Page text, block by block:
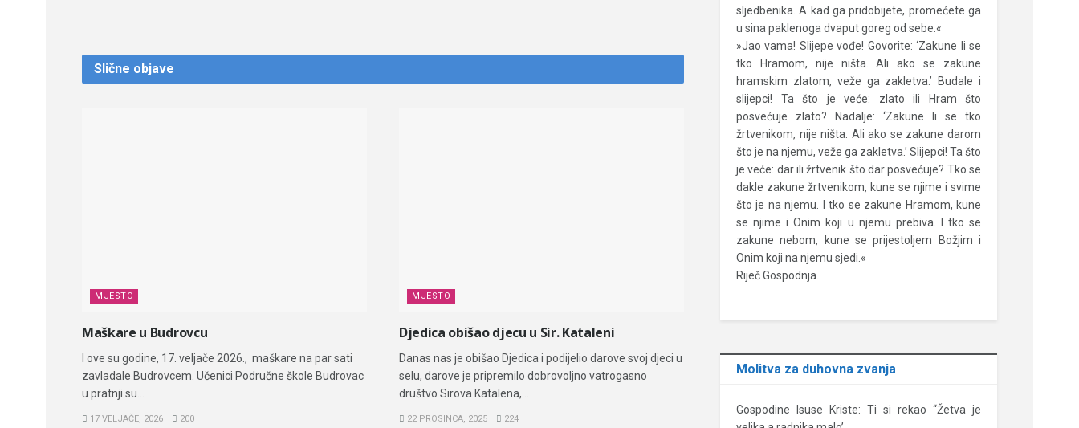
Slične objave
MJESTO
Maškare u Budrovcu
I ove su godine, 17. veljače 2026., maškare na par sati
zavladale Budrovcem. Učenici Područne škole Budrovac
u pratnji su...
17 VELJAČE, 2026 200
MJESTO
Djedica obišao djecu u Sir. Kataleni
Danas nas je obišao Djedica i podijelio darove svoj djeci u
selu, darove je pripremilo dobrovoljno vatrogasno
društvo Sirova Katalena,...
22 PROSINCA, 2025 224
sljedbenika. A kad ga pridobijete, promećete ga
u sina paklenoga dvaput goreg od sebe.«
»Jao vama! Slijepe vođe! Govorite: ‘Zakune li se
tko Hramom, nije ništa. Ali ako se zakune
hramskim zlatom, veže ga zakletva.’ Budale i
slijepci! Ta što je veće: zlato ili Hram što
posvećuje zlato? Nadalje: ‘Zakune li se tko
žrtvenikom, nije ništa. Ali ako se zakune darom
što je na njemu, veže ga zakletva.’ Slijepci! Ta što
je veće: dar ili žrtvenik što dar posvećuje? Tko se
dakle zakune žrtvenikom, kune se njime i svime
što je na njemu. I tko se zakune Hramom, kune
se njime i Onim koji u njemu prebiva. I tko se
zakune nebom, kune se prijestoljem Božjim i
Onim koji na njemu sjedi.«
Riječ Gospodnja.
Molitva za duhovna zvanja
Gospodine Isuse Kriste: Ti si rekao “Žetva je